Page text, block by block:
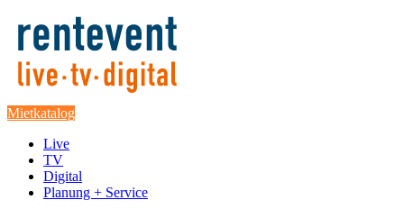
Mietkatalog
Live
TV
Digital
Planung + Service